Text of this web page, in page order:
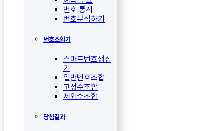
번호 통계
번호분석하기
번호조합기
스마트번호생성
기
일반번호조합
고정수조합
제외수조합
당첨결과